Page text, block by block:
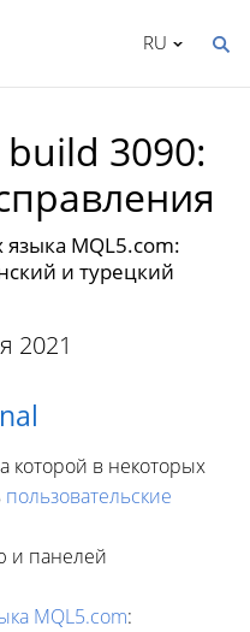
RU
3090:
MQL5.com:
и турецкий
2021
которой в некоторых
пользовательские
и панелей
MQL5.com: